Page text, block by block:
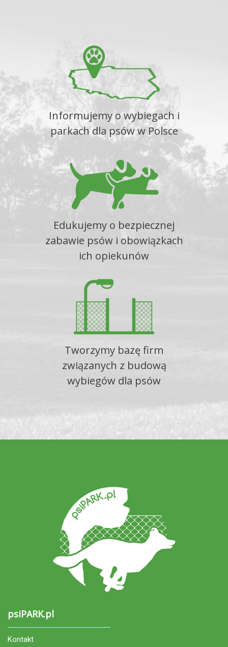
Informujemy o wybiegach i
parkach dla psów w Polsce
Edukujemy o bezpiecznej
zabawie psów i obowiązkach
ich opiekunów
Tworzymy bazę firm
związanych z budową
wybiegów dla psów
psiPARK.pl
Kontakt